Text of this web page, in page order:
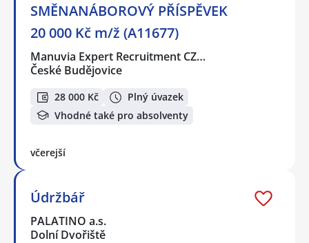
SMĚNANÁBOROVÝ PŘÍSPĚVEK
20 000 Kč m/ž (A11677)
Manuvia Expert Recruitment CZ…
České Budějovice
28 000 Kč
Plný úvazek
Vhodné také pro absolventy
včerejší
Údržbář
PALATINO a.s.
Dolní Dvořiště